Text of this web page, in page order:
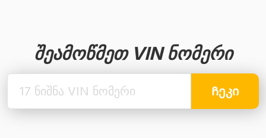
შეამოწმეთ VIN ნომერი
Ჩეკი